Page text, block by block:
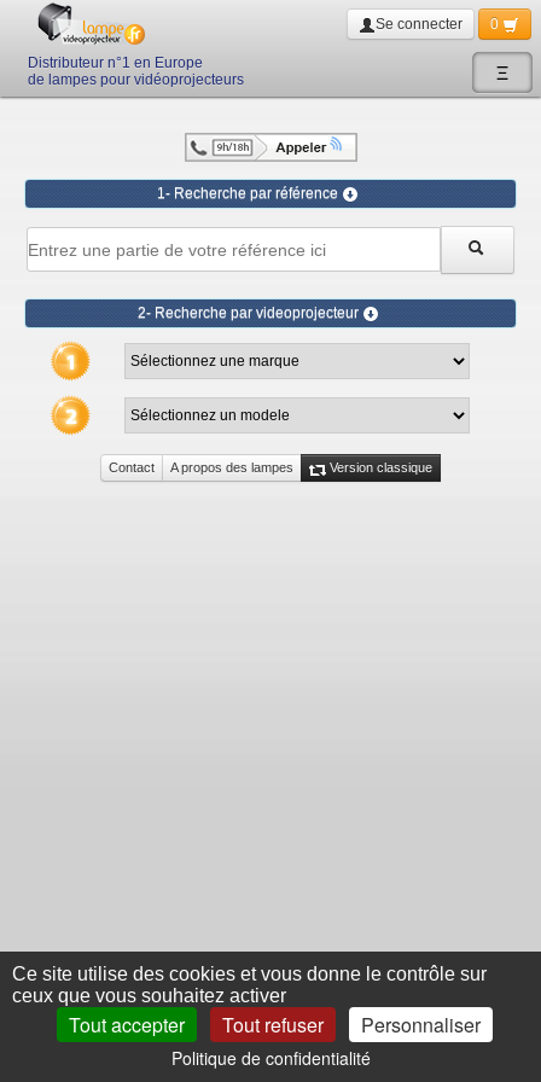
Ξ
Distributeur n°1 en Europe
de lampes pour vidéoprojecteurs
Se connecter 0
1- Recherche par référence
2- Recherche par videoprojecteur
Contact A propos des lampes Version classique
Ce site utilise des cookies et vous donne le contrôle sur
ceux que vous souhaitez activer
Tout accepter Tout refuser Personnaliser
Politique de confidentialité